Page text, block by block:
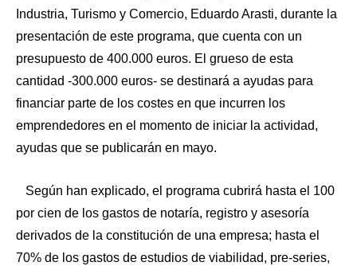
Industria, Turismo y Comercio, Eduardo Arasti, durante la
presentación de este programa, que cuenta con un
presupuesto de 400.000 euros. El grueso de esta
cantidad -300.000 euros- se destinará a ayudas para
financiar parte de los costes en que incurren los
emprendedores en el momento de iniciar la actividad,
ayudas que se publicarán en mayo.
Según han explicado, el programa cubrirá hasta el 100
por cien de los gastos de notaría, registro y asesoría
derivados de la constitución de una empresa; hasta el
70% de los gastos de estudios de viabilidad, pre-series,